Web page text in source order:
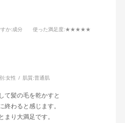
か:成分 使った満足度:★★★★★
:女性 肌質:普通肌
て髪の毛を乾かすと
終わると感じます。
まり大満足です。